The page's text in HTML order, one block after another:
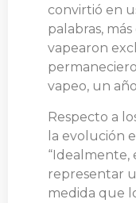
convirtió en
palabras,
vapearon
vapeo, un
Respecto a
la evolución
“Idealmente,
representar
medida que